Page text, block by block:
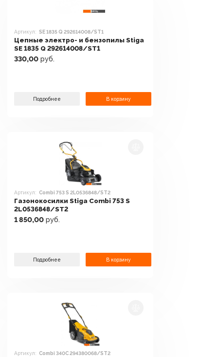
Артикул: SE 1835 Q 292614008/ST1
Цепные электро- и бензопилы Stiga
SE 1835 Q 292614008/ST1
330,00 руб.
Подробнее В корзину
Артикул: Combi 753 S 2L0536848/ST2
Газонокосилки Stiga Combi 753 S
2L0536848/ST2
1 850,00 руб.
Подробнее В корзину
Артикул: Combi 340C 294380068/ST2